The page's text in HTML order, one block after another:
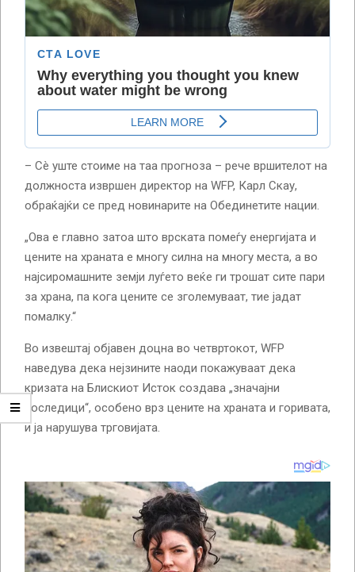
– Сè уште стоиме на таа прогноза – рече вршителот на
должноста извршен директор на WFP, Карл Скау,
обраќајќи се пред новинарите на Обединетите нации.
„Ова е главно затоа што врската помеѓу енергијата и
цените на храната е многу силна на многу места, а во
најсиромашните земји луѓето веќе ги трошат сите пари
за храна, па кога цените се зголемуваат, тие јадат
помалку.“
Во извештај објавен доцна во четвртокот, WFP
наведува дека нејзините наоди покажуваат дека
кризата на Блискиот Исток создава „значајни
последици“, особено врз цените на храната и горивата,
и ја нарушува трговијата.